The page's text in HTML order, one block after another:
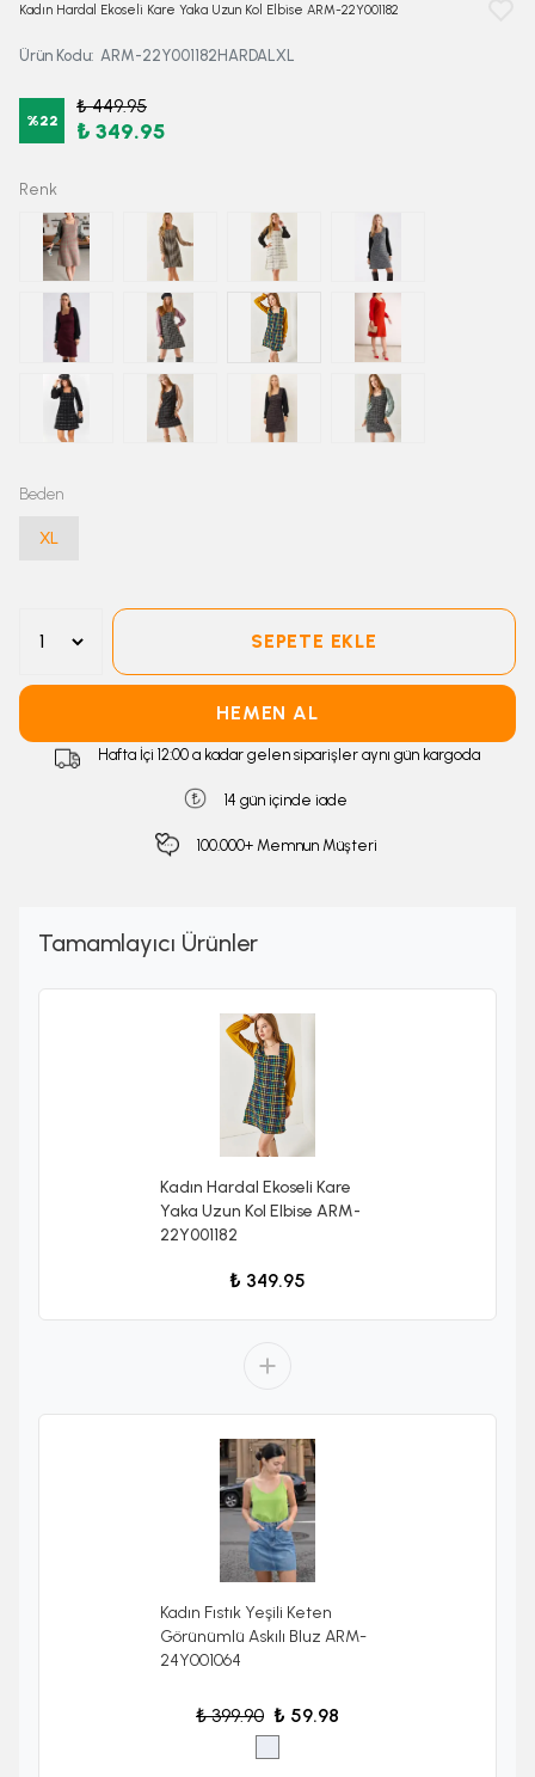
Kadın Hardal Ekoseli Kare Yaka Uzun Kol Elbise ARM-22Y001182
Ürün Kodu: ARM-22Y001182HARDALXL
%22
₺ 449.95
₺ 349.95
Renk
Beden
XL
SEPETE EKLE
HEMEN AL
Hafta İçi 12:00 a kadar gelen siparişler aynı gün kargoda
14 gün içinde iade
100.000+ Memnun Müşteri
Tamamlayıcı Ürünler
Kadın Hardal Ekoseli Kare
Yaka Uzun Kol Elbise ARM-
22Y001182
₺ 349.95
Kadın Fıstık Yeşili Keten
Görünümlü Askılı Bluz ARM-
24Y001064
₺ 399.90 ₺ 59.98